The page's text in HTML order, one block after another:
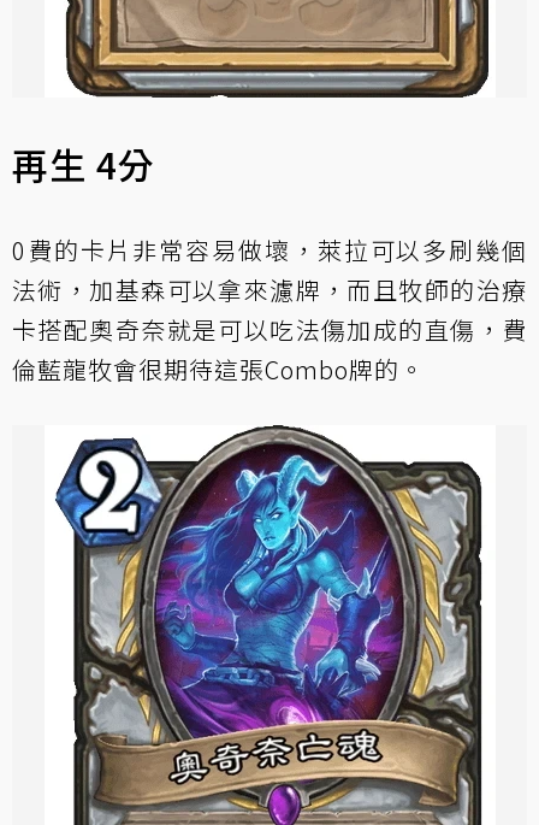
再生 4分
0費的卡片非常容易做壞，萊拉可以多刷幾個
法術，加基森可以拿來濾牌，而且牧師的治療
卡搭配奧奇奈就是可以吃法傷加成的直傷，費
倫藍龍牧會很期待這張Combo牌的。